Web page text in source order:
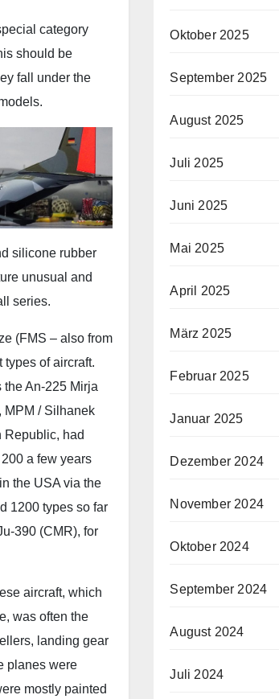
category
should be
fall under the
silicone rubber
unusual and
series.
(FMS – also from
types of aircraft.
An-225 Mirja
MPM / Silhanek
Republic, had
a few years
the USA via the
1200 types so far
390 (CMR), for
aircraft, which
was often the
landing gear
planes were
mostly painted
Oktober 2025
September 2025
August 2025
Juli 2025
Juni 2025
Mai 2025
April 2025
März 2025
Februar 2025
Januar 2025
Dezember 2024
November 2024
Oktober 2024
September 2024
August 2024
Juli 2024